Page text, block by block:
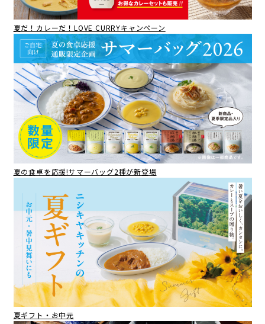
夏だ！カレーだ！LOVE CURRYキャンペーン
夏の食卓を応援!サマーバッグ2種が新登場
夏ギフト・お中元